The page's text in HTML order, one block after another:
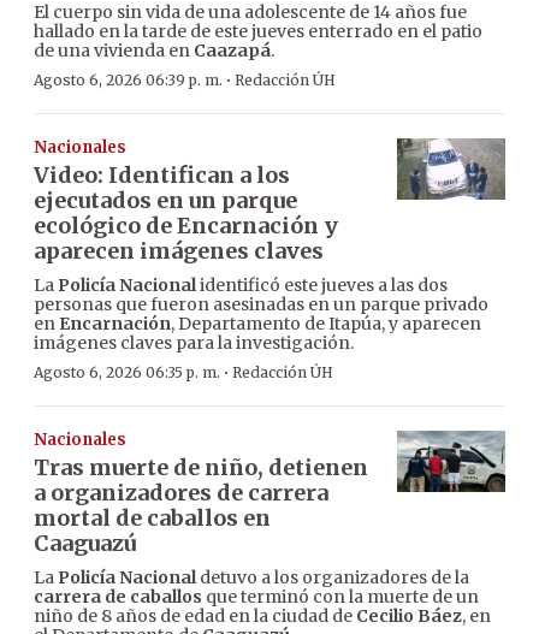
El cuerpo sin vida de una adolescente de 14 años fue
hallado en la tarde de este jueves enterrado en el patio
de una vivienda en Caazapá.
Agosto 6, 2026 06:39 p. m. · Redacción ÚH
Nacionales
Video: Identifican a los
ejecutados en un parque
ecológico de Encarnación y
aparecen imágenes claves
La Policía Nacionalidentificó este jueves a las dos
personas que fueron asesinadas en un parque privado
en Encarnación, Departamento de Itapúa, y aparecen
imágenes claves para la investigación.
Agosto 6, 2026 06:35 p. m. · Redacción ÚH
Nacionales
Tras muerte de niño, detienen
a organizadores de carrera
mortal de caballos en
Caaguazú
La Policía Nacionaldetuvo a los organizadores de la
carrera de caballos que terminó con la muerte de un
niño de 8 años de edad en la ciudad de Cecilio Báez, en